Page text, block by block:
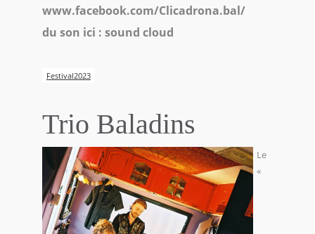
www.facebook.com/Clicadrona.bal/
du son ici : sound cloud
Festival2023
Trio Baladins
Le
«